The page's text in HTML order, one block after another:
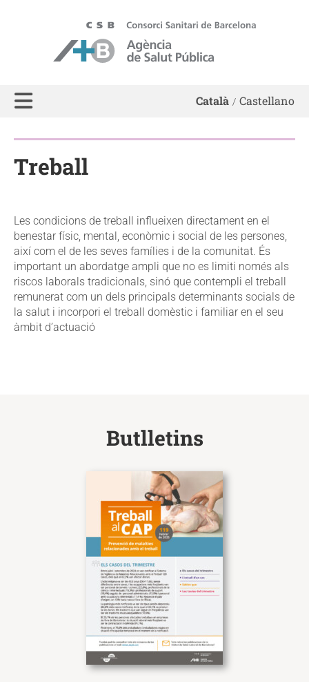
ASPB - Agència de Salut Pública de Barcelona
Català Castellano
Treball
Les condicions de treball influeixen directament en el
benestar físic, mental, econòmic i social de les persones,
així com el de les seves famílies i de la comunitat. És
important un abordatge ampli que no es limiti només als
riscos laborals tradicionals, sinó que contempli el treball
remunerat com un dels principals determinants socials de
la salut i incorpori el treball domèstic i familiar en el seu
àmbit d’actuació
Butlletins